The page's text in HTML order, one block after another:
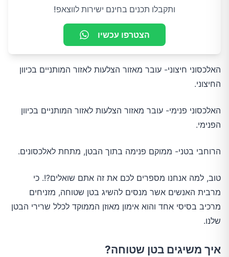
ותקבלו תכנים בחינם ישירות לווצאפ!
הצטרפו עכשיו
האלכסוני חיצוני- עובר מאזור הצלעות לאזור המותניים בכיוון
החיצוני.
האלכסוני פנימי- עובר מאזור הצלעות לאזור המותניים בכיוון
הפנימי.
הרוחבי בטני- ממוקם פנימה בתוך הבטן, מתחת לאלכסונים.
טוב, למה אנחנו מספרים לכם את זה אתם שואלים?!. כי
מרבית האנשים אשר מנסים להשיג בטן שטוחה, מזניחים
מרכיב בסיסי אחד והוא אימון מאוזן הממוקד לכלל שרירי הבטן
שלנו.
איך משיגים בטן שטוחה?